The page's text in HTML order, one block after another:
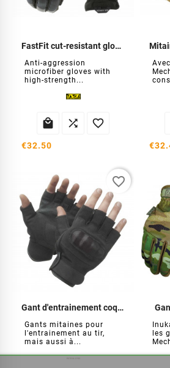
FastFit cut-resistant gloves
Anti-aggression
microfiber gloves with
high-strength...
  
€32.50
Gant d'entrainement coqués
Gants mitaines pour
l'entrainement au tir,
mais aussi à...
favorite_border
les